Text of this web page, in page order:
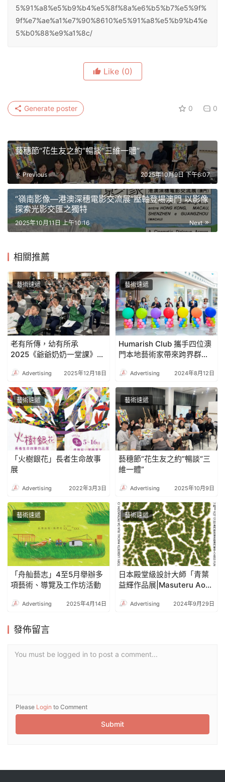
5%91%a8%e5%b9%b4%e5%8f%8a%e6%b5%b7%e5%9f%
9f%e7%ae%a1%e7%90%8610%e5%91%a8%e5%b9%b4%e
5%b0%88%e9%a1%8c/
Like (0)
0 0
Generate poster
藝穗節“花生友之約”暢談“三維一體”
Previous 2025年10月9日 下午6:07
“嶺南影像—港澳深穗電影交流展”壓軸登場澳門 以影像
探索光影交匯之獨特
Next
2025年10月11日 上午10:16
相關推薦
藝術速遞
老有所傳，幼有所承
2025《爺爺奶奶一堂課》圓
Advertising 2025年12月18日
藝術速遞
Humarish Club 攜手四位澳
門本地藝術家帶來跨界群展
融合不同媒介 呈現澳門爆發
力
Advertising 2024年8月12日
藝術速遞
「火樹銀花」長者生命故事
展
Advertising 2022年3月3日
藝術速遞
藝穗節“花生友之約”暢談“三
維一體”
Advertising 2025年10月9日
藝術速遞
「舟舢藝志」4至5月舉辦多
項藝術、導覽及工作坊活動
Advertising 2025年4月14日
藝術速遞
日本殿堂級設計大師「青葉
益輝作品展|Masuteru Aoba
Advertising 2024年9月29日
發佈留言
You must be logged in to post a comment...
Please Login to Comment
Submit